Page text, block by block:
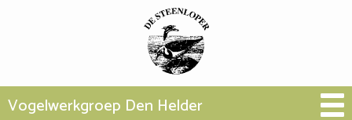
Vogelwerkgroep Den Helder